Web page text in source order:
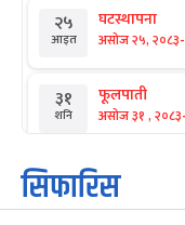
२५
आइत
घटस्थापना
असोज २५, २०८३-
३१
शनि
फूलपाती
असोज ३१ , २०८३-
१
आइत
कार्तिक सङ्क्रान्ति
कार्तिक १, २०८३
सिफारिस